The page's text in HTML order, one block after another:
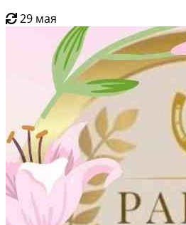
29 мая